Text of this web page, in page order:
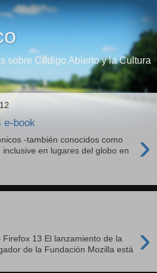
sobre Código Abierto y la Cultura
e-book
›
-también conocidos como
en lugares del globo en
›
13 El lanzamiento de la
de la Fundación Mozilla está